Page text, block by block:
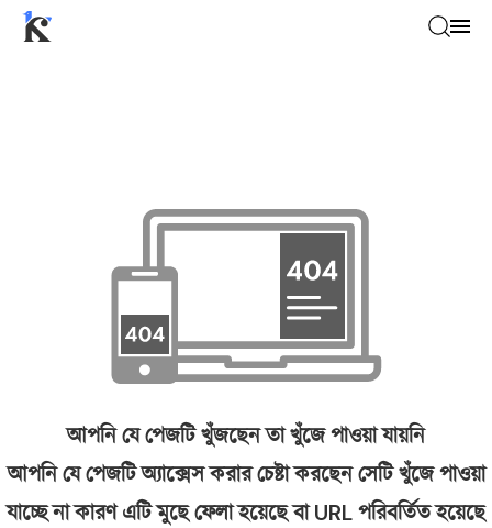
আপনি যে পেজটি খুঁজছেন তা খুঁজে পাওয়া যায়নি
আপনি যে পেজটি অ্যাক্সেস করার চেষ্টা করছেন সেটি খুঁজে পাওয়া
যাচ্ছে না কারণ এটি মুছে ফেলা হয়েছে বা URL পরিবর্তিত হয়েছে